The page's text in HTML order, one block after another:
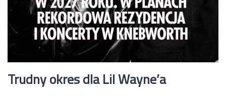
Trudny okres dla Lil Wayne’a